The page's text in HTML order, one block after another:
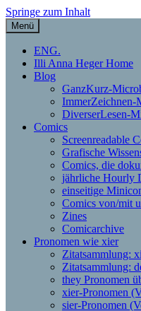
Springe zum Inhalt
Illi Anna
Theorie und
Menü
ENG.
Illi Anna Heger Home
Blog
GanzKurz-
ImmerZeichnen-
DiverserLesen-
Comics
Screenreadable
Grafische
Comics, die
jährliche Hourly
einseitige
Comics von/mit
Zines
Comicarchive
Pronomen wie xier
Zitatsammlung:
Zitatsammlung:
they Pronomen
xier-Pronomen
sier-Pronomen